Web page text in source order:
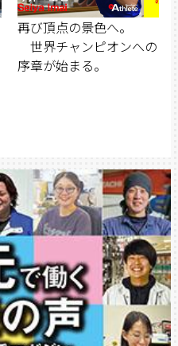
再び頂点の景色へ。
世界チャンピオンへの
序章が始まる。